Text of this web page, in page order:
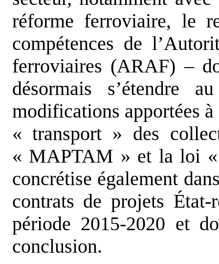
réforme ferroviaire, le
compétences de
ferroviaires (ARAF) –
désormais s’étendre
modifications apportées
« transport » des
« MAPTAM » et la loi «
concrétise également
contrats de projets
période 2015-2020 et
conclusion.